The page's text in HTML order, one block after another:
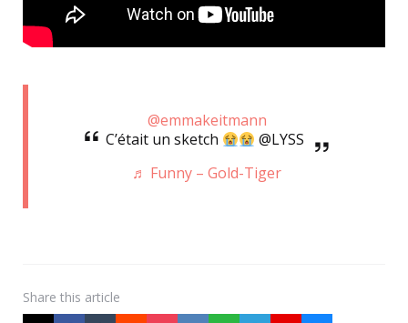
@emmakeitmann
C’était un sketch
@LYSS
♬ Funny – Gold-Tiger
Share this article